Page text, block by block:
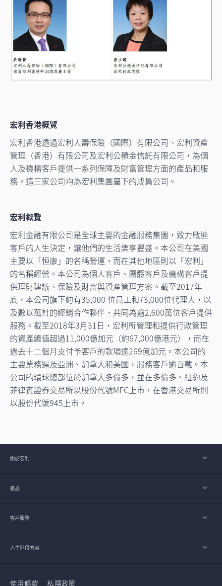
宏利香港概覽
宏利香港透過宏利人壽保險（國際）有限公司、宏利資產
管理（香港）有限公司及宏利公積金信託有限公司，為個
人及機構客戶提供一系列保障及財富管理方面的產品和服
務。這三家公司均為宏利集團屬下的成員公司。
宏利概覽
宏利金融有限公司是全球主要的金融服務集團，致力啟迪
客戶的人生決定，讓他們的生活樂享豐盛。本公司在美國
主要以「恒康」的名稱營運，而在其他地區則以「宏利」
的名稱經營。本公司為個人客戶、團體客戶及機構客戶提
供理財建議、保險及財富與資產管理方案。截至2017年
底，本公司旗下約有35,000 位員工和73,000位代理人，以
及數以萬計的經銷合作夥伴，共同為逾2,600萬位客戶提供
服務。截至2018年3月31日，宏利所管理和提供行政管理
的資產總值超過11,000億加元（約67,000億港元），而在
過去十二個月支付予客戶的款項達269億加元。本公司的
主要業務遍及亞洲、加拿大和美國，服務客戶逾百載。本
公司的環球總部位於加拿大多倫多，並在多倫多、紐約及
菲律賓證券交易所以股份代號MFC上市，在香港交易所則
以股份代號945上市。
關於宏利
產品
客戶服務
人生階段方案
使用條款 私隱政策